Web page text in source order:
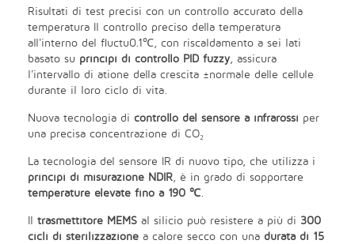
Risultati di test precisi con un controllo accurato della
temperatura Il controllo preciso della temperatura
all'interno del ﬂuctu0.1℃, con riscaldamento a sei lati
basato su principi di controllo PID fuzzy, assicura
l'intervallo di atione della crescita ±normale delle cellule
durante il loro ciclo di vita.
Nuova tecnologia di controllo del sensore a infrarossi per
una precisa concentrazione di CO₂
La tecnologia del sensore IR di nuovo tipo, che utilizza i
principi di misurazione NDIR, è in grado di sopportare
temperature elevate fino a 190 ℃.
trasmettitore MEMS al silicio può resistere a più di 300
cicli di sterilizzazione a calore secco con una durata di 15